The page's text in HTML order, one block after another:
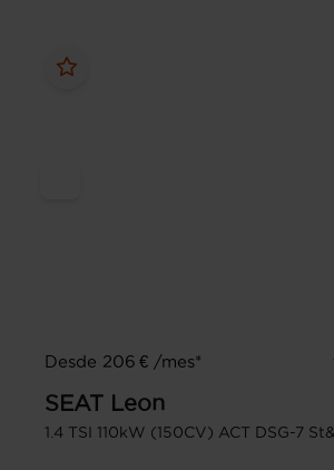
Desde 206 € /mes*
SEAT Leon
1.4 TSI 110kW (150CV) ACT DSG-7